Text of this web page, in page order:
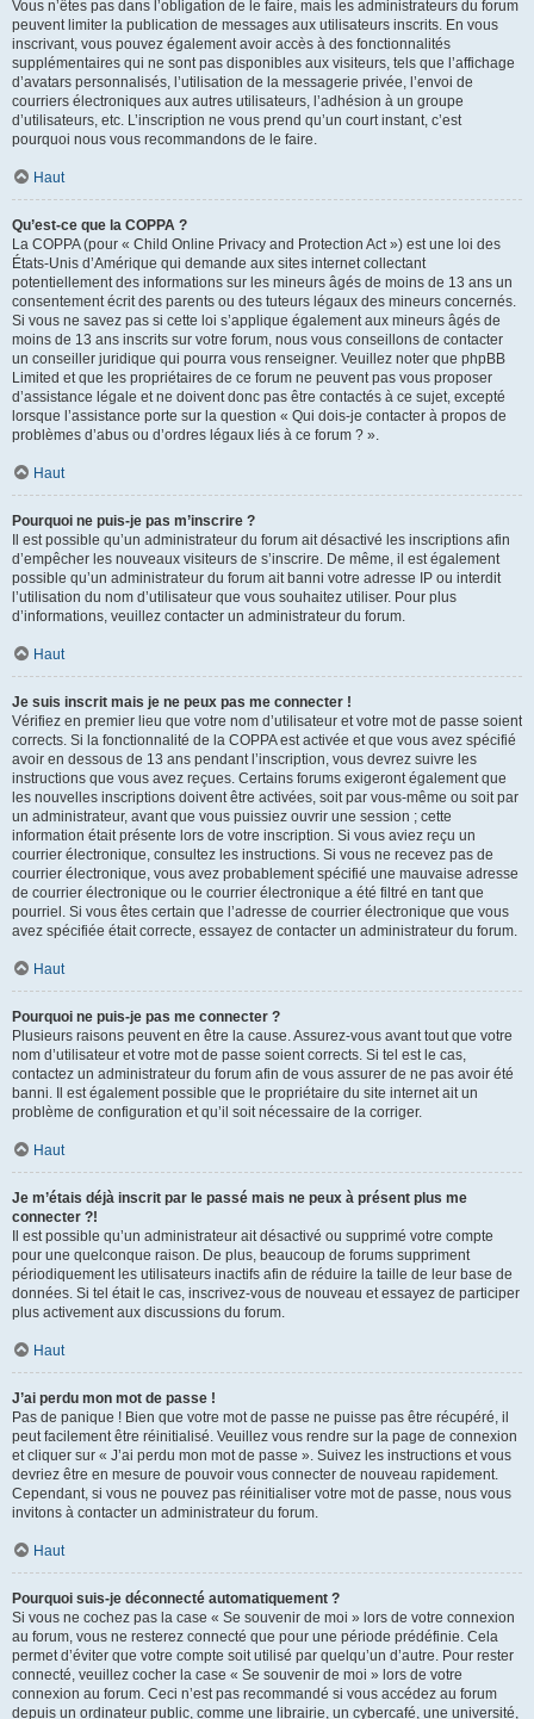
Vous n’êtes pas dans l’obligation de le faire, mais les administrateurs du forum
peuvent limiter la publication de messages aux utilisateurs inscrits. En vous
inscrivant, vous pouvez également avoir accès à des fonctionnalités
supplémentaires qui ne sont pas disponibles aux visiteurs, tels que l’affichage
d’avatars personnalisés, l’utilisation de la messagerie privée, l’envoi de
courriers électroniques aux autres utilisateurs, l’adhésion à un groupe
d’utilisateurs, etc. L’inscription ne vous prend qu’un court instant, c’est
pourquoi nous vous recommandons de le faire.
Haut
Qu’est-ce que la COPPA ?
La COPPA (pour « Child Online Privacy and Protection Act ») est une loi des
États-Unis d’Amérique qui demande aux sites internet collectant
potentiellement des informations sur les mineurs âgés de moins de 13 ans un
consentement écrit des parents ou des tuteurs légaux des mineurs concernés.
Si vous ne savez pas si cette loi s’applique également aux mineurs âgés de
moins de 13 ans inscrits sur votre forum, nous vous conseillons de contacter
un conseiller juridique qui pourra vous renseigner. Veuillez noter que phpBB
Limited et que les propriétaires de ce forum ne peuvent pas vous proposer
d’assistance légale et ne doivent donc pas être contactés à ce sujet, excepté
lorsque l’assistance porte sur la question « Qui dois-je contacter à propos de
problèmes d’abus ou d’ordres légaux liés à ce forum ? ».
Haut
Pourquoi ne puis-je pas m’inscrire ?
Il est possible qu’un administrateur du forum ait désactivé les inscriptions afin
d’empêcher les nouveaux visiteurs de s’inscrire. De même, il est également
possible qu’un administrateur du forum ait banni votre adresse IP ou interdit
l’utilisation du nom d’utilisateur que vous souhaitez utiliser. Pour plus
d’informations, veuillez contacter un administrateur du forum.
Haut
Je suis inscrit mais je ne peux pas me connecter !
Vérifiez en premier lieu que votre nom d’utilisateur et votre mot de passe soient
corrects. Si la fonctionnalité de la COPPA est activée et que vous avez spécifié
avoir en dessous de 13 ans pendant l’inscription, vous devrez suivre les
instructions que vous avez reçues. Certains forums exigeront également que
les nouvelles inscriptions doivent être activées, soit par vous-même ou soit par
un administrateur, avant que vous puissiez ouvrir une session ; cette
information était présente lors de votre inscription. Si vous aviez reçu un
courrier électronique, consultez les instructions. Si vous ne recevez pas de
courrier électronique, vous avez probablement spécifié une mauvaise adresse
de courrier électronique ou le courrier électronique a été filtré en tant que
pourriel. Si vous êtes certain que l’adresse de courrier électronique que vous
avez spécifiée était correcte, essayez de contacter un administrateur du forum.
Haut
Pourquoi ne puis-je pas me connecter ?
Plusieurs raisons peuvent en être la cause. Assurez-vous avant tout que votre
nom d’utilisateur et votre mot de passe soient corrects. Si tel est le cas,
contactez un administrateur du forum afin de vous assurer de ne pas avoir été
banni. Il est également possible que le propriétaire du site internet ait un
problème de configuration et qu’il soit nécessaire de la corriger.
Haut
Je m’étais déjà inscrit par le passé mais ne peux à présent plus me
connecter ?!
Il est possible qu’un administrateur ait désactivé ou supprimé votre compte
pour une quelconque raison. De plus, beaucoup de forums suppriment
périodiquement les utilisateurs inactifs afin de réduire la taille de leur base de
données. Si tel était le cas, inscrivez-vous de nouveau et essayez de participer
plus activement aux discussions du forum.
Haut
J’ai perdu mon mot de passe !
Pas de panique ! Bien que votre mot de passe ne puisse pas être récupéré, il
peut facilement être réinitialisé. Veuillez vous rendre sur la page de connexion
et cliquer sur « J’ai perdu mon mot de passe ». Suivez les instructions et vous
devriez être en mesure de pouvoir vous connecter de nouveau rapidement.
Cependant, si vous ne pouvez pas réinitialiser votre mot de passe, nous vous
invitons à contacter un administrateur du forum.
Haut
Pourquoi suis-je déconnecté automatiquement ?
Si vous ne cochez pas la case « Se souvenir de moi » lors de votre connexion
au forum, vous ne resterez connecté que pour une période prédéfinie. Cela
permet d’éviter que votre compte soit utilisé par quelqu’un d’autre. Pour rester
connecté, veuillez cocher la case « Se souvenir de moi » lors de votre
connexion au forum. Ceci n’est pas recommandé si vous accédez au forum
depuis un ordinateur public, comme une librairie, un cybercafé, une université,